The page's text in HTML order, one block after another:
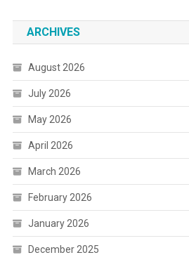
ARCHIVES
August 2026
July 2026
May 2026
April 2026
March 2026
February 2026
January 2026
December 2025